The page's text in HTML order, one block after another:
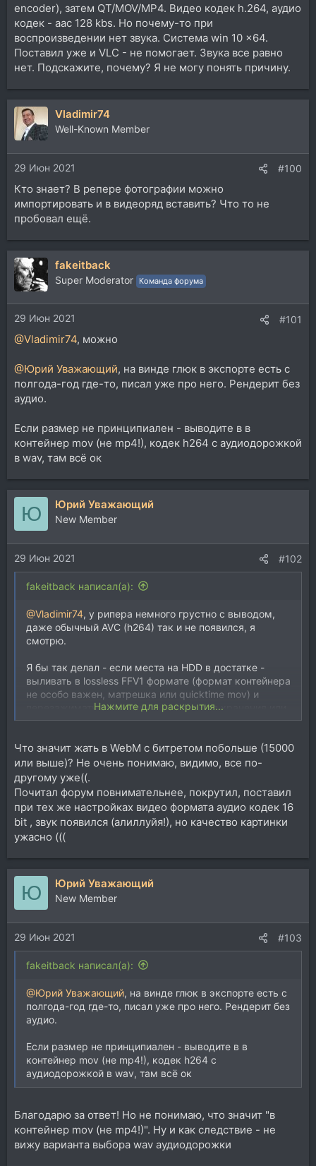
encoder), затем QT/MOV/MP4. Видео кодек h.264, аудио
кодек - aac 128 kbs. Но почему-то при
воспроизведении нет звука. Система win 10 x64.
Поставил уже и VLC - не помогает. Звука все равно
нет. Подскажите, почему? Я не могу понять причину.
Vladimir74
Well-Known Member
29 Июн 2021 #100
Кто знает? В репере фотографии можно
импортировать и в видеоряд вставить? Что то не
пробовал ещё.
fakeitback
Super Moderator Команда форума
29 Июн 2021 #101
@Vladimir74, можно
@Юрий Уважающий, на винде глюк в экспорте есть с
полгода-год где-то, писал уже про него. Рендерит без
аудио.
Если размер не принципиален - выводите в в
контейнер mov (не mp4!), кодек h264 с аудиодорожкой
в wav, там всё ок
Ю Юрий Уважающий
New Member
29 Июн 2021 #102
fakeitback написал(а):
@Vladimir74, у рипера немного грустно с выводом,
даже обычный AVC (h264) так и не появился, я
смотрю.
Я бы так делал - если места на HDD в достатке -
выливать в lossless FFV1 формате (формат контейнера
не особо важен, матрешка или quicktime mov) и
перезажимать полученный мастер для хранения или
распространения в h264 уже другим софтом (да хоть
Если видео сразу для ютуба, или со свободным
местом на харде не очень - жать в WebM (это родной
для ютуба кодек) с битретом побольше (15000 или
Нажмите для раскрытия...
Что значит жать в WebM с битретом побольше (15000
или выше)? Не очень понимаю, видимо, все по-
другому уже((.
Почитал форум повнимательнее, покрутил, поставил
при тех же настройках видео формата аудио кодек 16
bit , звук появился (алиллуйя!), но качество картинки
ужасно (((
Ю Юрий Уважающий
New Member
29 Июн 2021 #103
fakeitback написал(а):
@Юрий Уважающий, на винде глюк в экспорте есть с
полгода-год где-то, писал уже про него. Рендерит без
аудио.
Если размер не принципиален - выводите в в
контейнер mov (не mp4!), кодек h264 с
аудиодорожкой в wav, там всё ок
Благодарю за ответ! Но не понимаю, что значит "в
контейнер mov (не mp4!)". Ну и как следствие - не
вижу варианта выбора wav аудиодорожки